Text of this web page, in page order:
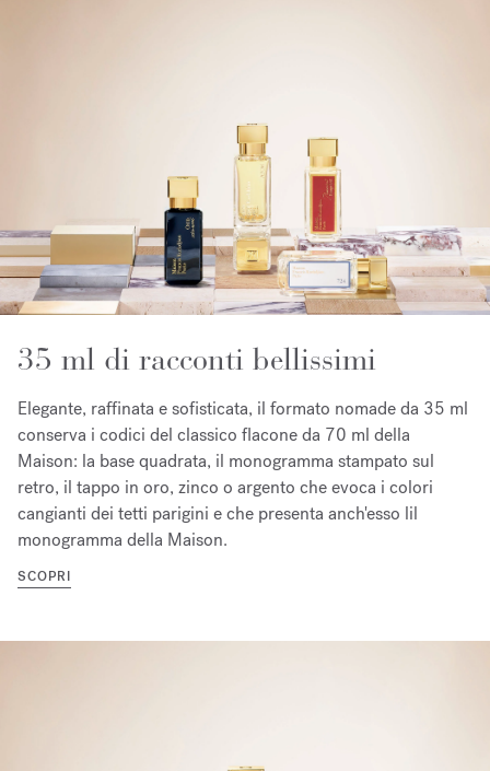
35 ml di racconti bellissimi
Elegante, raffinata e sofisticata, il formato nomade da 35 ml
conserva i codici del classico flacone da 70 ml della
Maison: la base quadrata, il monogramma stampato sul
retro, il tappo in oro, zinco o argento che evoca i colori
cangianti dei tetti parigini e che presenta anch'esso lil
monogramma della Maison.
SCOPRI